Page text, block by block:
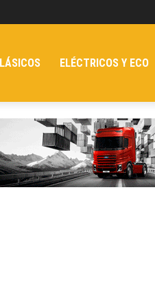
ELÉCTRICOS Y ECO